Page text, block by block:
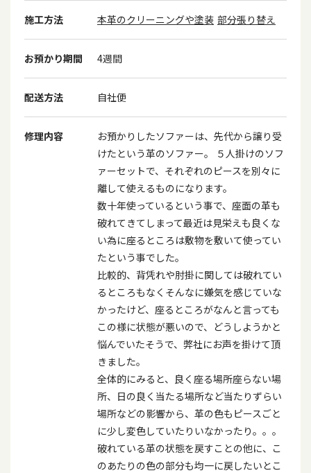
施工方法 本革のクリーニングや塗装 部分張り替え
お預かり期間 4週間
配送方法 自社便
修理内容
お預かりしたソファーは、先代から譲り受
けたという革のソファー。 ５人掛けのソフ
ァーセットで、それぞれのピースを別々に
離して使えるものになります。
数十年使っているという事で、座面の革も
破れてきてしまって最近は見栄えも良くな
い為に座るところは敷物を敷いて使ってい
たという事でした。
比較的、背凭れや肘掛に関しては破れてい
るところもなくそんなに嫌気を感じていな
かったけど、座るところがなんと言っても
この様に状態が悪いので、どうしようかと
悩んでいたそうで、弊社にお声を掛けて頂
きました。
全体的にみると、良く座る場所座らない場
所、日の良く当たる場所など当たりずらい
場所などの影響から、革の色もピースごと
に少し変色していたりいなかったり。。。
破れている革の状態を戻すことの他に、こ
のあたりの色の部分も均一に戻したいとこ